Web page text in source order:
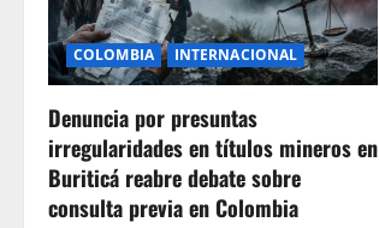
COLOMBIA INTERNACIONAL
Denuncia por presuntas
irregularidades en títulos mineros en
Buriticá reabre debate sobre
consulta previa en Colombia